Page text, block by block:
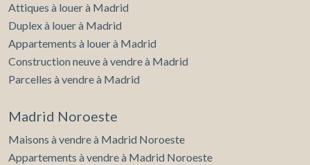
Attiques à louer à Madrid
Duplex à louer à Madrid
Appartements à louer à Madrid
Construction neuve à vendre à Madrid
Parcelles à vendre à Madrid
Madrid Noroeste
Maisons à vendre à Madrid Noroeste
Appartements à vendre à Madrid Noroeste